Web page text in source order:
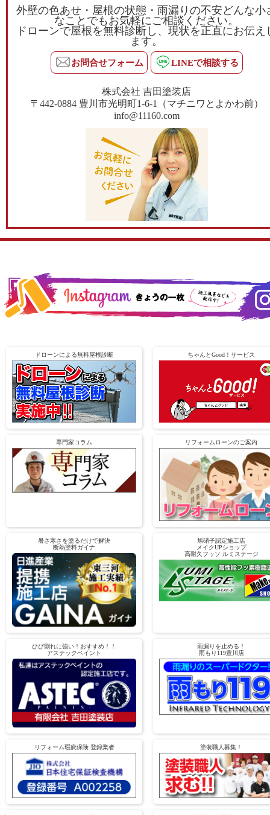
外壁の色あせ・屋根の状態・雨漏りの不安どんな小
なことでもお気軽にご相談ください。
ドローンで屋根を無料診断し、現状を正直にお伝え
ます。
お問合せフォーム LINEで相談する
株式会社 吉田塗装店
〒442-0884 豊川市光明町1-6-1（マチニワとよかわ前）
info@11160.com
ドローンによる無料屋根診断 ちゃんとGood！サービス
専門家コラム リフォームローンのご案内
暑さ寒さを塗るだけで解決
断熱塗料ガイナ
旭硝子認定施工店
メイクUPショップ
高耐久フッソ ルミステージ
ひび割れに強い！おすすめ！！
アステックペイント
雨漏りを止める！
雨もり119豊川店
リフォーム瑕疵保険 登録業者 塗装職人募集！